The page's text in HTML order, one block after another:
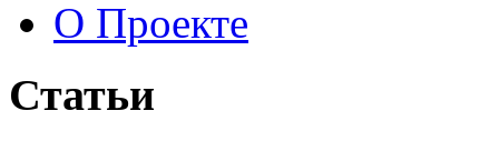
О Проекте
Статьи